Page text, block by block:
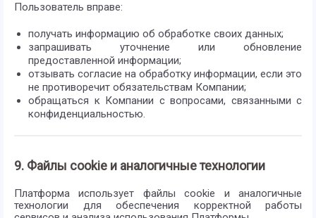
Пользователь вправе:
получать информацию об обработке своих данных;
запрашивать уточнение или обновление
предоставленной информации;
отзывать согласие на обработку информации, если это
не противоречит обязательствам Компании;
обращаться к Компании с вопросами, связанными с
конфиденциальностью.
9. Файлы cookie и аналогичные технологии
Платформа использует файлы cookie и аналогичные
технологии для обеспечения корректной работы